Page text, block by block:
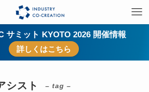
サミット KYOTO 2026 開催情報
詳しくはこちら
シスト – tag –